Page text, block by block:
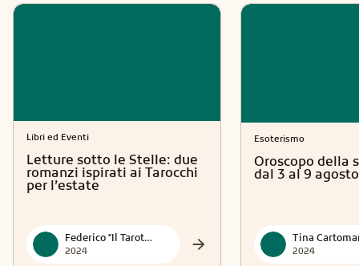
Libri ed Eventi
Letture sotto le Stelle: due
romanzi ispirati ai Tarocchi
per l’estate
Federico "Il Tarotmante"
2024
Esoterismo
Oroscopo della
dal 3 al 9 agosto
2024